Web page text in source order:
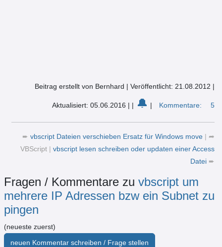
Beitrag erstellt von Bernhard | Veröffentlicht: 21.08.2012 |
Aktualisiert: 05.06.2016 | | 🔔 | Kommentare: 5
➨ vbscript Dateien verschieben Ersatz für Windows move | ➦
VBScript | vbscript lesen schreiben oder updaten einer Access
Datei ➨
Fragen / Kommentare zu vbscript um
mehrere IP Adressen bzw ein Subnet zu
pingen
(neueste zuerst)
neuen Kommentar schreiben / Frage stellen